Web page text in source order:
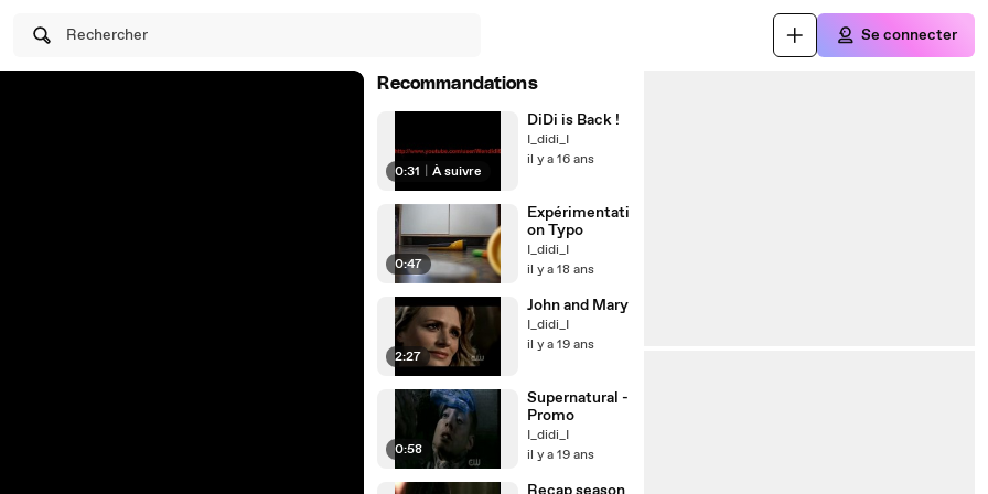
Rechercher Se connecter
Recommandations
0:31 À suivre
DiDi is Back !
I_didi_I
il y a 16 ans
0:47
Expérimentati
on Typo
I_didi_I
il y a 18 ans
2:27
John and Mary
I_didi_I
il y a 19 ans
0:58
Supernatural -
Promo
I_didi_I
il y a 19 ans